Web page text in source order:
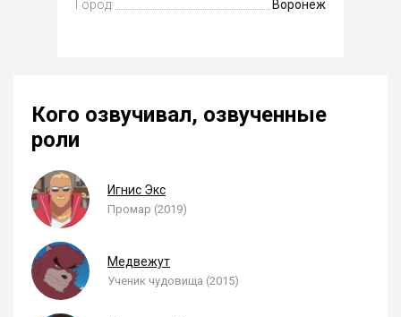
Город:
Воронеж
Кого озвучивал, озвученные
роли
Игнис Экс
Промар (2019)
Медвежут
Ученик чудовища (2015)